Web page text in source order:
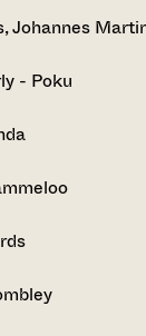
Johannes
- Poku